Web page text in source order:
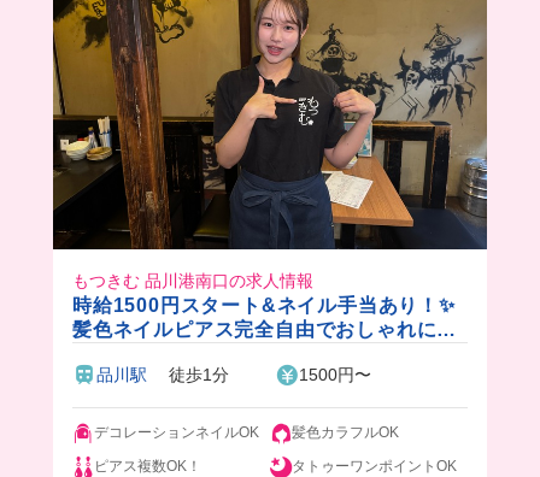
た！！魚が食べられなくても、賄いは変更できる
から、お魚苦手な人もたらふく美味しい賄いが食
べられるみたいだよ🤭
もつきむ 品川港南口の求人情報
時給1500円スタート&ネイル手当あり！✨
髪色ネイルピアス完全自由でおしゃれに働
べられちゃう🤤
品川駅 徒歩1分 1500円〜
デコレーションネイルOK
髪色カラフルOK
ピアス複数OK！
タトゥーワンポイントOK